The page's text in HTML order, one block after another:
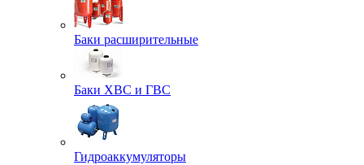
Баки расширительные
Баки ХВС и ГВС
Гидроаккумуляторы